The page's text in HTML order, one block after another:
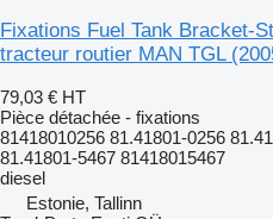
Fixations Fuel Tank Bracket-
tracteur routier MAN TGL
79,03 € HT
Pièce détachée - fixations
81418010256 81.41801-0256
81.41801-5467 81418015467
diesel
Estonie, Tallinn